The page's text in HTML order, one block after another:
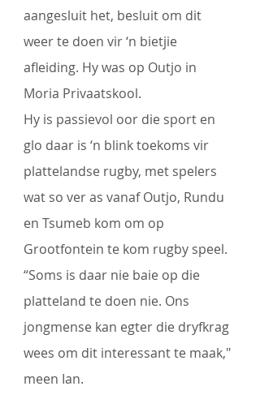
aangesluit het, besluit om dit
weer te doen vir ‘n bietjie
afleiding. Hy was op Outjo in
Moria Privaatskool.
Hy is passievol oor die sport en
glo daar is ‘n blink toekoms vir
plattelandse rugby, met spelers
wat so ver as vanaf Outjo, Rundu
en Tsumeb kom om op
Grootfontein te kom rugby speel.
“Soms is daar nie baie op die
platteland te doen nie. Ons
jongmense kan egter die dryfkrag
wees om dit interessant te maak,"
meen Ian.